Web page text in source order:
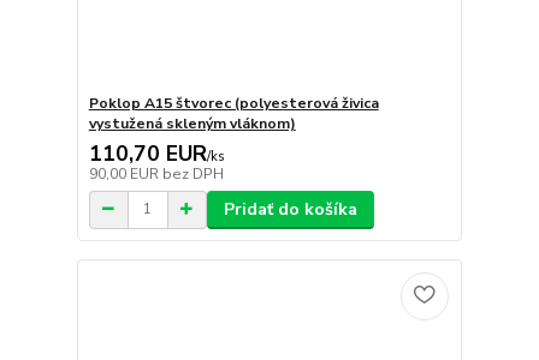
Poklop A15 štvorec (polyesterová živica
vystužená skleným vláknom)
110,70 EUR/ks
90,00 EUR bez DPH
Pridať do košíka